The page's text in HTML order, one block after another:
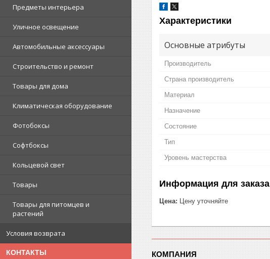
Предметы интерьера
Уличное освещение
Автомобильные аксессуары
Строительство и ремонт
Товары для дома
Климатическая оборудование
Фотобоксы
Софтбоксы
Кольцевой свет
Товары
Товары для питомцев и
растений
Условия возврата
КОНТАКТЫ
Характеристики
Основные атрибуты
Производитель
Страна производитель
Материал
Назначение
Состояние
Тип
Уровень мастерства
Информация для заказа
Цена: Цену уточняйте
КОМПАНИЯ